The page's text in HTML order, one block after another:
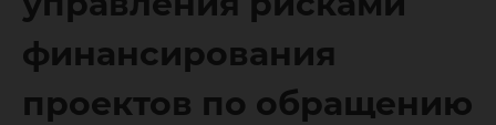
финансирования
проектов по обращению